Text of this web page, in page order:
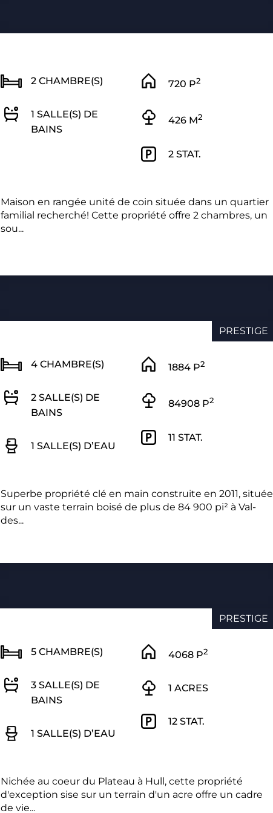
2 CHAMBRE(S)
1 SALLE(S) DE
BAINS
720 P2
426 M2
2 STAT.
Maison en rangée unité de coin située dans un quartier
familial recherché! Cette propriété offre 2 chambres, un
sou...
4 CHAMBRE(S)
2 SALLE(S) DE
BAINS
1 SALLE(S) D’EAU
1884 P2
84908 P2
11 STAT.
Superbe propriété clé en main construite en 2011, située
sur un vaste terrain boisé de plus de 84 900 pi² à Val-
des...
PRESTIGE
5 CHAMBRE(S)
3 SALLE(S) DE
BAINS
1 SALLE(S) D’EAU
4068 P2
1 ACRES
12 STAT.
Nichée au coeur du Plateau à Hull, cette propriété
d'exception sise sur un terrain d'un acre offre un cadre
de vie...
PRESTIGE